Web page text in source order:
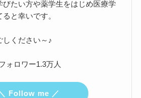
びたい方や薬学生をはじめ医療学
と幸いです。
ください～♪
ォロワー1.3万人
Follow me ／